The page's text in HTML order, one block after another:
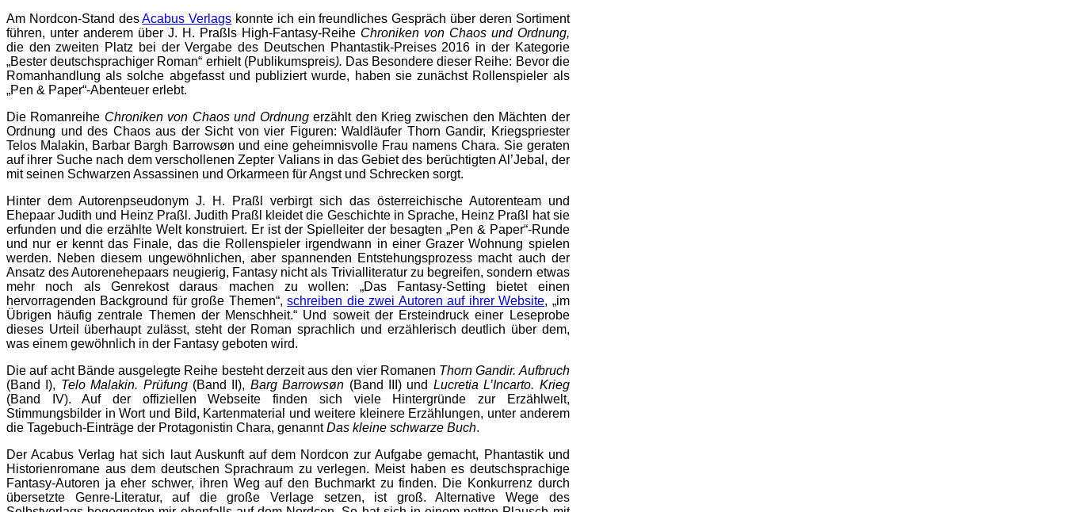
Am Nordcon-Stand desAcabus Verlags konnte ich ein freundliches Gespräch über deren Sortiment
führen, unter anderem über J. H. Praßls High-Fantasy-Reihe Chroniken von Chaos und Ordnung,
die den zweiten Platz bei der Vergabe des Deutschen Phantastik-Preises 2016 in der Kategorie
„Bester deutschsprachiger Roman“ erhielt (Publikumspreis). Das Besondere dieser Reihe: Bevor die
Romanhandlung als solche abgefasst und publiziert wurde, haben sie zunächst Rollenspieler als
„Pen & Paper“-Abenteuer erlebt.
Die Romanreihe Chroniken von Chaos und Ordnungerzählt den Krieg zwischen den Mächten der
Ordnung und des Chaos aus der Sicht von vier Figuren: Waldläufer Thorn Gandir, Kriegspriester
Telos Malakin, Barbar Bargh Barrowsøn und eine geheimnisvolle Frau namens Chara. Sie geraten
auf ihrer Suche nach dem verschollenen Zepter Valians in das Gebiet des berüchtigten Al’Jebal, der
mit seinen Schwarzen Assassinen und Orkarmeen für Angst und Schrecken sorgt.
Hinter dem Autorenpseudonym J. H. Praßl verbirgt sich das österreichische Autorenteam und
Ehepaar Judith und Heinz Praßl. Judith Praßl kleidet die Geschichte in Sprache, Heinz Praßl hat sie
erfunden und die erzählte Welt konstruiert. Er ist der Spielleiter der besagten „Pen & Paper“-Runde
und nur er kennt das Finale, das die Rollenspieler irgendwann in einer Grazer Wohnung spielen
werden. Neben diesem ungewöhnlichen, aber spannenden Entstehungsprozess macht auch der
Ansatz des Autorenehepaars neugierig, Fantasy nicht als Trivialliteratur zu begreifen, sondern etwas
mehr noch als Genrekost daraus machen zu wollen: „Das Fantasy-Setting bietet einen
hervorragenden Background für große Themen“,schreiben die zwei Autoren auf ihrer Website, „im
Übrigen häufig zentrale Themen der Menschheit.“ Und soweit der Ersteindruck einer Leseprobe
dieses Urteil überhaupt zulässt, steht der Roman sprachlich und erzählerisch deutlich über dem,
was einem gewöhnlich in der Fantasy geboten wird.
Die auf acht Bände ausgelegte Reihe besteht derzeit aus den vier Romanen Thorn Gandir. Aufbruch
(Band I), Telo Malakin. Prüfung(Band II), Barg Barrowsøn (Band III) und Lucretia L’Incarto. Krieg
(Band IV). Auf der offiziellen Webseite finden sich viele Hintergründe zur Erzählwelt,
Stimmungsbilder in Wort und Bild, Kartenmaterial und weitere kleinere Erzählungen, unter anderem
die Tagebuch-Einträge der Protagonistin Chara, genanntDas kleine schwarze Buch.
Der Acabus Verlag hat sich laut Auskunft auf dem Nordcon zur Aufgabe gemacht, Phantastik und
Historienromane aus dem deutschen Sprachraum zu verlegen. Meist haben es deutschsprachige
Fantasy-Autoren ja eher schwer, ihren Weg auf den Buchmarkt zu finden. Die Konkurrenz durch
übersetzte Genre-Literatur, auf die große Verlage setzen, ist groß. Alternative Wege des